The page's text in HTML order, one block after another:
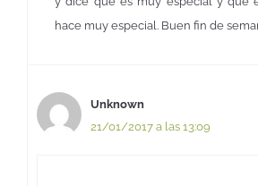
hace muy especial. Buen fin de
Unknown
21/01/2017 a las 13:09